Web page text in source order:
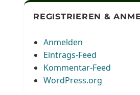
REGISTRIEREN &
Anmelden
Eintrags-Feed
Kommentar-Feed
WordPress.org